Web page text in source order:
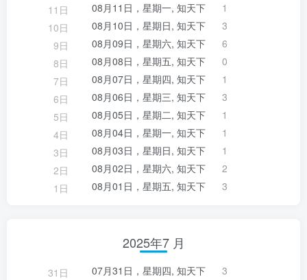
11日
08月11日，星期一, 知天下
1
10日
08月10日，星期日, 知天下
3
9日
08月09日，星期六, 知天下
6
8日
08月08日，星期五, 知天下
0
7日
08月07日，星期四, 知天下
1
6日
08月06日，星期三, 知天下
3
5日
08月05日，星期二, 知天下
1
4日
08月04日，星期一, 知天下
1
3日
08月03日，星期日, 知天下
1
2日
08月02日，星期六, 知天下
2
1日
08月01日，星期五, 知天下 3
2025年7 月
31日 07月31日，星期四, 知天下
3